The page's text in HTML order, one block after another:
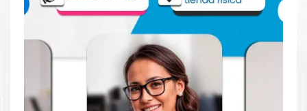
Dónde comprar Toner para impresoras
Xerox C7120 C7125 C7130. en Lima o para
provincia
Tienda autorizada porXerox. Descubre la mejor manera de
abastecerte deToner Xerox 006R01826 Magenta para